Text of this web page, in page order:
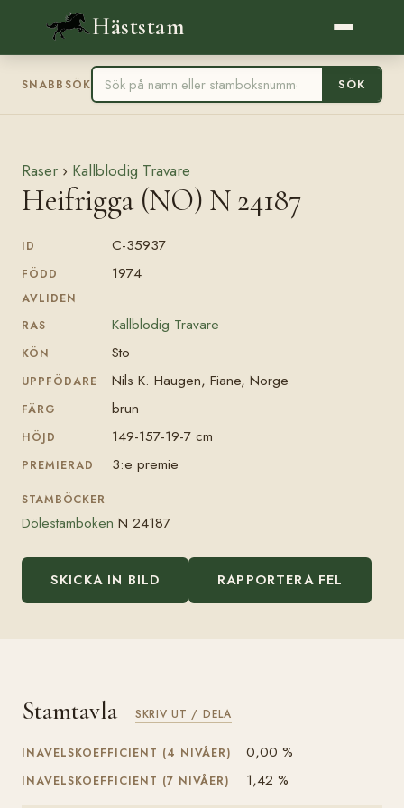
Häststam
SNABBSÖK SÖK
Raser › Kallblodig Travare
Heifrigga (NO) N 24187
ID C-35937
FÖDD 1974
AVLIDEN
RAS
Kallblodig Travare
KÖN Sto
UPPFÖDARE Nils K. Haugen, Fiane, Norge
FÄRG brun
HÖJD 149-157-19-7 cm
PREMIERAD 3:e premie
STAMBÖCKER
Dölestamboken N 24187
SKICKA IN BILD RAPPORTERA FEL
Stamtavla SKRIV UT / DELA
INAVELSKOEFFICIENT (4 NIVÅER) 0,00 %
INAVELSKOEFFICIENT (7 NIVÅER) 1,42 %